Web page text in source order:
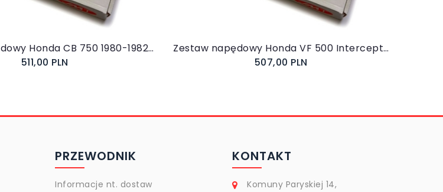
Zestaw napędowy Honda CB 750 1980-1982 (JMT złoty, JT)
511,00 PLN
Zestaw napędowy Honda VF 500 Interceptor 1984-1987 (JMT złoty, JT)
507,00 PLN
PRZEWODNIK
Informacje nt. dostaw
KONTAKT
Komuny Paryskiej 14,